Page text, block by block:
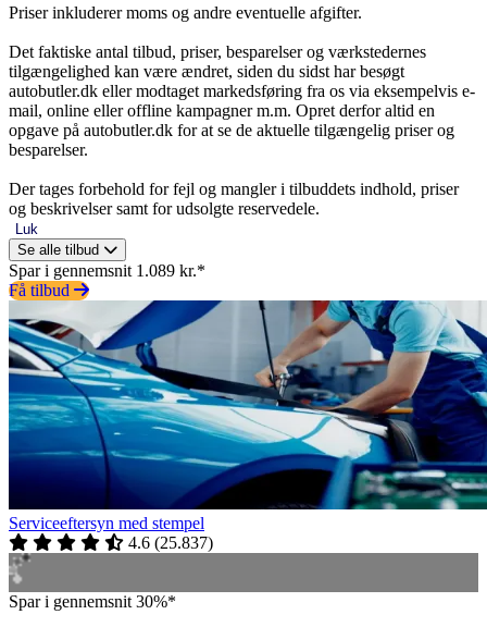
Priser inkluderer moms og andre eventuelle afgifter.
Det faktiske antal tilbud, priser, besparelser og værkstedernes
tilgængelighed kan være ændret, siden du sidst har besøgt
autobutler.dk eller modtaget markedsføring fra os via eksempelvis e-
mail, online eller offline kampagner m.m. Opret derfor altid en
opgave på autobutler.dk for at se de aktuelle tilgængelig priser og
besparelser.
Der tages forbehold for fejl og mangler i tilbuddets indhold, priser
og beskrivelser samt for udsolgte reservedele.
Luk
Se alle tilbud
Spar i gennemsnit 1.089 kr.*
Få tilbud
Serviceeftersyn med stempel
4.6 (25.837)
Spar i gennemsnit 30%*